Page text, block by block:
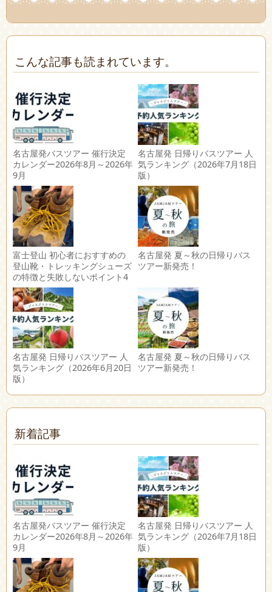
こんな記事も読まれています。
名古屋発バスツアー 催行決定
カレンダー2026年8月～2026年
9月
名古屋発 日帰りバスツアー 人
気ランキング（2026年7月18日
版）
富士登山 初心者におすすめの
登山靴・トレッキングシューズ
の特徴と失敗しないポイント4
選
名古屋発 夏～秋の日帰りバス
ツアー新発売！
名古屋発 日帰りバスツアー 人
気ランキング（2026年6月20日
版）
名古屋発 夏～秋の日帰りバス
ツアー新発売！
新着記事
名古屋発バスツアー 催行決定
カレンダー2026年8月～2026年
9月
名古屋発 日帰りバスツアー 人
気ランキング（2026年7月18日
版）